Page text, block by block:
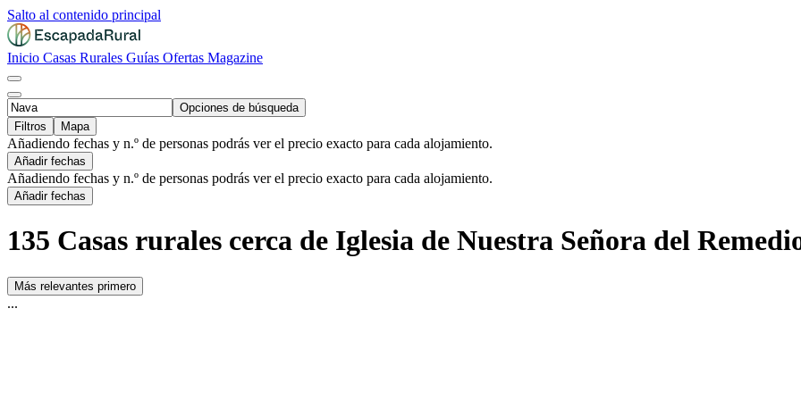
Salto al contenido principal
Inicio Casas Rurales Guías Ofertas Magazine
Opciones de búsqueda
Filtros
Mapa
Añadiendo fechas y n.º de personas podrás ver el precio exacto para cada alojamiento.
Añadir fechas
Añadiendo fechas y n.º de personas podrás ver el precio exacto para cada alojamiento.
Añadir fechas
135 Casas rurales cerca de Iglesia de Nuestra Señora del
Más relevantes primero
...